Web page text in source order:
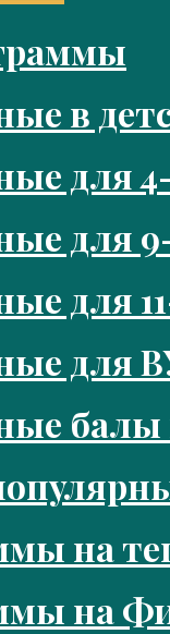
в
для
для
для
для
балы
на
на